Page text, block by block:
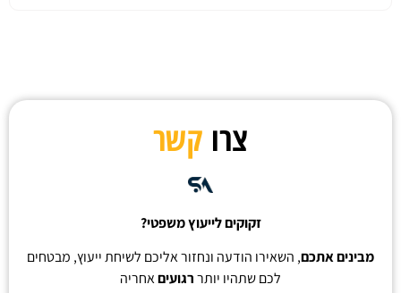
צרו קשר
זקוקים לייעוץ משפטי?
מבינים אתכם, השאירו הודעה ונחזור אליכם לשיחת ייעוץ, מבטחים
לכם שתהיו יותררגועיםאחריה